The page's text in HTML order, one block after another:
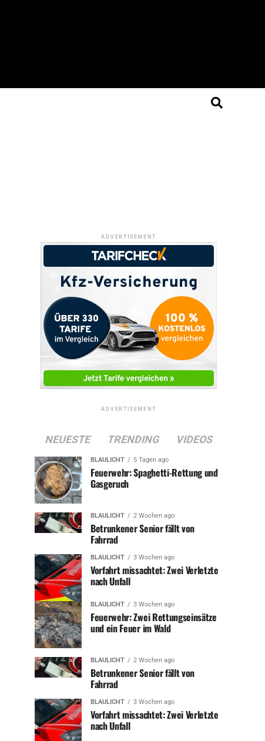
ADVERTISEMENT
ADVERTISEMENT
NEUESTE TRENDING VIDEOS
BLAULICHT 5 Tagen ago
Feuerwehr: Spaghetti-Rettung und
Gasgeruch
BLAULICHT 2 Wochen ago
Betrunkener Senior fällt von
Fahrrad
BLAULICHT 3 Wochen ago
Vorfahrt missachtet: Zwei Verletzte
nach Unfall
BLAULICHT 3 Wochen ago
Feuerwehr: Zwei Rettungseinsätze
und ein Feuer im Wald
BLAULICHT 2 Wochen ago
Betrunkener Senior fällt von
Fahrrad
BLAULICHT 3 Wochen ago
Vorfahrt missachtet: Zwei Verletzte
nach Unfall